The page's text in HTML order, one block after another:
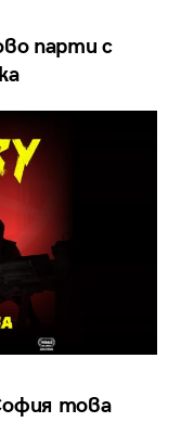
парти с
това